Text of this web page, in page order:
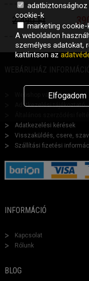
2 490 Ft
WEBÁRUHÁZ
Webshop vásárlási segéd
Adatkezelési tájékoztató
Adatkezelési kérések
Visszaküldés, csere,
Szállítási fizetési
INFORMÁCIÓ
Kapcsolat
Rólunk
BLOG
cookie-k
marketing cookie-
A weboldalon
személyes adatokat,
kattintson az
Elfogadom